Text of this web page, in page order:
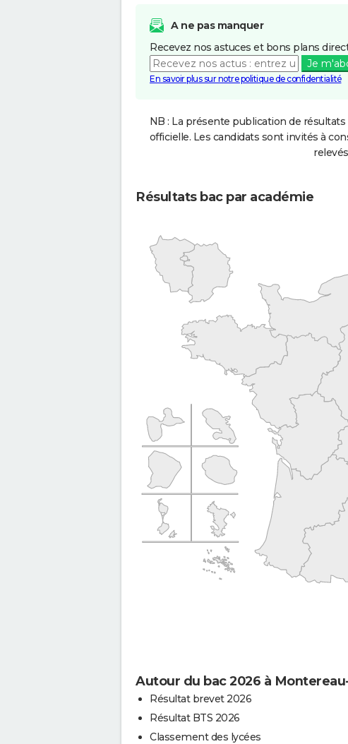
A ne pas manquer
Recevez nos astuces et bons plans
Je
En savoir plus sur notre politique de confidentialité
NB : La présente publication de
officielle. Les candidats sont invités à
Résultats bac par académie
Autour du bac 2026 à
Résultat brevet 2026
Résultat BTS 2026
Classement des lycées